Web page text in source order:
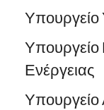
Υπουργείο
Ενέργειας
Υπουργείο